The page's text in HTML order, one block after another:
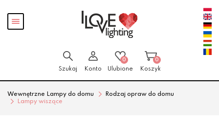
Pokaż
menu
Szukaj Konto
0
Ulubione
0
Koszyk
Wewnętrzne Lampy do domu
Rodzaj opraw do domu
Lampy wiszące